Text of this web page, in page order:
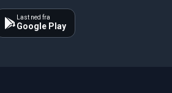
Last ned fra
Google Play